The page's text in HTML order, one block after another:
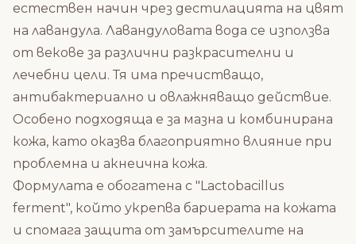
естествен начин чрез дестилацията на цвят
на лавандула. Лавандуловата вода се използва
от векове за различни разкрасителни и
лечебни цели. Тя има пречистващо,
антибактериално и овлажняващо действие.
Особено подходяща е за мазна и комбинирана
кожа, като оказва благоприятно влияние при
проблемна и акнеична кожа.
Формулата е обогатена с "Lactobacillus
ferment", който укрепва бариерата на кожата
и спомага защита от замърсителите на